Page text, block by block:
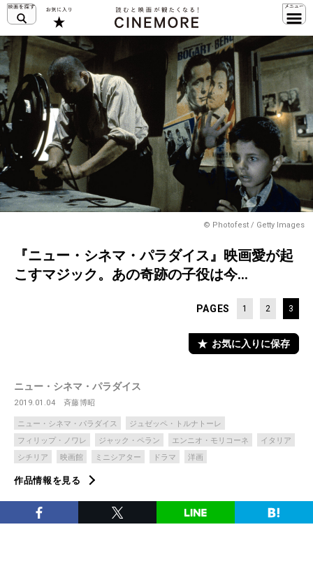
© Photofest / Getty Images
『ニュー・シネマ・パラダイス』映画愛が起
こすマジック。あの奇跡の子役は今…
PAGES 1 2 3
お気に入りに保存
ニュー・シネマ・パラダイス
2019.01.04 斉藤博昭
ニュー・シネマ・パラダイス
ジュゼッペ・トルナトーレ
フィリップ・ノワレ
ジャック・ペラン エンニオ・モリコーネ
イタリア
シチリア
映画館 ミニシアター ドラマ 洋画
作品情報を見る